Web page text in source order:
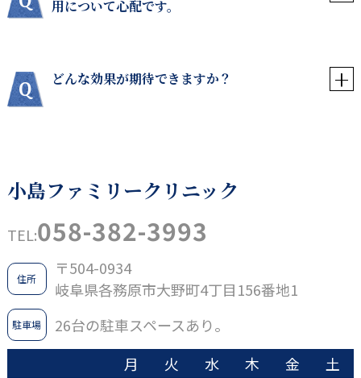
用について心配です。
どんな効果が期待できますか？
小島ファミリークリニック
TEL:058-382-3993
住所
〒504-0934
岐阜県各務原市大野町4丁目156番地1
駐車場
26台の駐車スペースあり。
月
火 水 木 金
土